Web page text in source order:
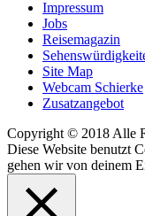
Impressum
Jobs
Reisemagazin
Site Map
Webcam Schierke
Zusatzangebot
Copyright © 2018 Alle
Diese Website benutzt
gehen wir von deinem